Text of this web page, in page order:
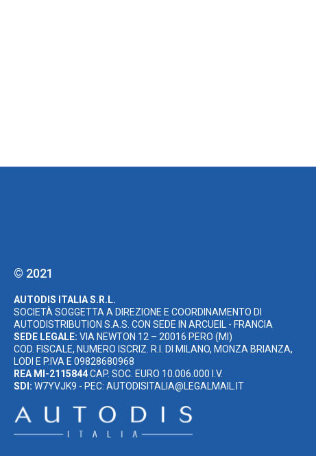
© 2021
AUTODIS ITALIA S.R.L.
SOCIETÀ SOGGETTA A DIREZIONE E COORDINAMENTO DI
AUTODISTRIBUTION S.A.S. CON SEDE IN ARCUEIL - FRANCIA
SEDE LEGALE: VIA NEWTON 12 – 20016 PERO (MI)
COD. FISCALE, NUMERO ISCRIZ. R.I. DI MILANO, MONZA BRIANZA,
LODI E P.IVA E 09828680968
REA MI-2115844CAP. SOC. EURO 10.006.000 I.V.
SDI: W7YVJK9 - PEC: AUTODISITALIA@LEGALMAIL.IT